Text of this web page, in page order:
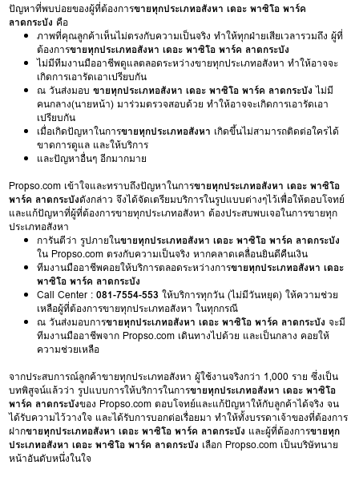
ปัญหาที่พบบ่อยของผู้ที่ต้องการขายทุกประเภทอสังหา เดอะ พาซิโอ พาร์ค
ลาดกระบัง คือ
ภาพที่คุณลูกค้าเห็นไม่ตรงกับความเป็นจริง ทำให้ทุกฝ่ายเสียเวลารวมถึง ผู้ที่
ต้องการขายทุกประเภทอสังหา เดอะ พาซิโอ พาร์ค ลาดกระบัง
ไม่มีทีมงานมืออาชีพดูแลตลอดระหว่างขายทุกประเภทอสังหา ทำให้อาจจะ
เกิดการเอารัดเอาเปรียบกัน
ณ วันส่งมอบขายทุกประเภทอสังหา เดอะ พาซิโอ พาร์ค ลาดกระบัง ไม่มี
คนกลาง(นายหน้า) มาร่วมตรวจสอบด้วย ทำให้อาจจะเกิดการเอารัดเอา
เปรียบกัน
เมื่อเกิดปัญหาในการขายทุกประเภทอสังหา เกิดขึ้นไม่สามารถติดต่อใครได้
ขาดการดูแล และให้บริการ
และปัญหาอื่นๆ อีกมากมาย
Propso.com เข้าใจและทราบถึงปัญหาในการขายทุกประเภทอสังหา เดอะ พาซิโอ
พาร์ค ลาดกระบังดังกล่าว จึงได้จัดเตรียมบริการในรูปแบบต่างๆไว้เพื่อให้ตอบโจทย์
และแก้ปัญหาที่ผู้ที่ต้องการขายทุกประเภทอสังหา ต้องประสบพบเจอในการขายทุก
ประเภทอสังหา
การันตีว่า รูปภายในขายทุกประเภทอสังหา เดอะ พาซิโอ พาร์ค ลาดกระบัง
ใน Propso.com ตรงกับความเป็นจริง หากคลาดเคลื่อนยินดีคืนเงิน
ทีมงานมืออาชีพคอยให้บริการตลอดระหว่างการขายทุกประเภทอสังหา เดอะ
พาซิโอ พาร์ค ลาดกระบัง
Call Center :081-7554-553 ให้บริการทุกวัน (ไม่มีวันหยุด) ให้ความช่วย
เหลือผู้ที่ต้องการขายทุกประเภทอสังหา ในทุกกรณี
ณ วันส่งมอบการขายทุกประเภทอสังหา เดอะ พาซิโอ พาร์ค ลาดกระบัง จะมี
ทีมงานมืออาชีพจาก Propso.com เดินทางไปด้วย และเป็นกลาง คอยให้
ความช่วยเหลือ
จากประสบการณ์ลูกค้าขายทุกประเภทอสังหา ผู้ใช้งานจริงกว่า 1,000 ราย ซึ่งเป็น
บทพิสูจน์แล้วว่า รูปแบบการให้บริการในการขายทุกประเภทอสังหา เดอะ พาซิโอ
พาร์ค ลาดกระบังของ Propso.com ตอบโจทย์และแก้ปัญหาให้กับลูกค้าได้จริง จน
ได้รับความไว้วางใจ และได้รับการบอกต่อเรื่อยมา ทำให้ทั้งบรรดาเจ้าของที่ต้องการ
ฝากขายทุกประเภทอสังหา เดอะ พาซิโอ พาร์ค ลาดกระบัง และผู้ที่ต้องการขายทุก
ประเภทอสังหา เดอะ พาซิโอ พาร์ค ลาดกระบัง เลือก Propso.com เป็นบริษัทนาย
หน้าอันดับหนึ่งในใจ